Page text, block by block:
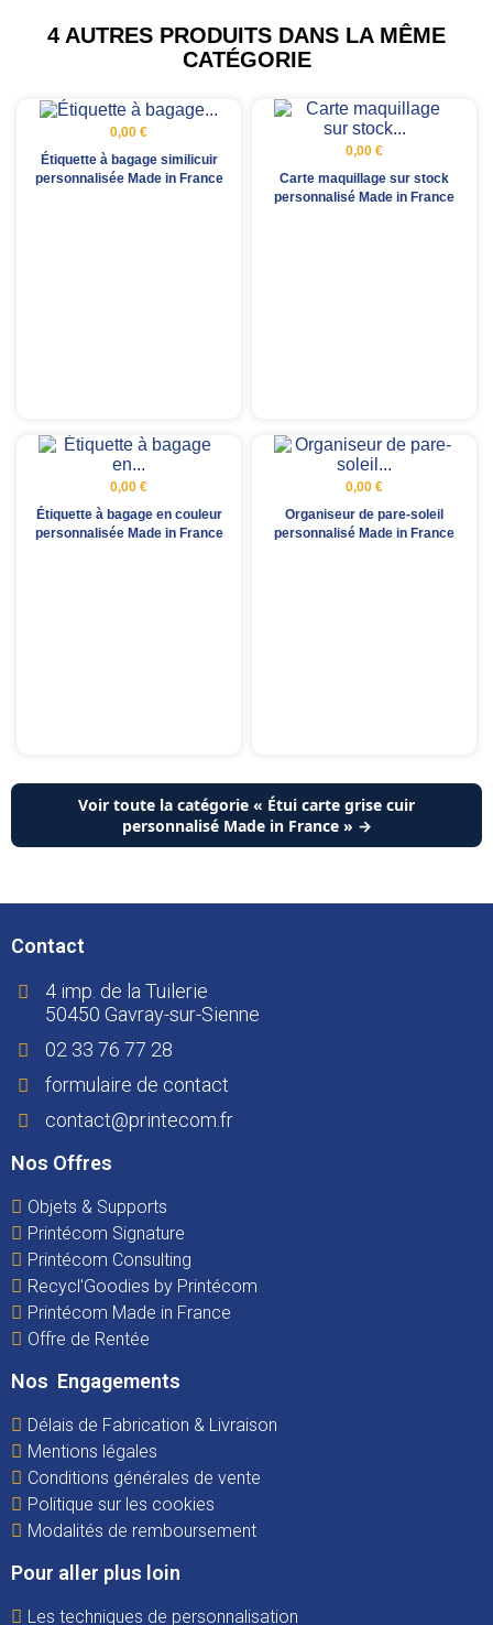
4 AUTRES PRODUITS DANS LA MÊME
CATÉGORIE
0,00 €
Étiquette à bagage similicuir
personnalisée Made in France
0,00 €
Carte maquillage sur stock
personnalisé Made in France
0,00 €
Étiquette à bagage en couleur
personnalisée Made in France
0,00 €
Organiseur de pare-soleil
personnalisé Made in France
Voir toute la catégorie « Étui carte grise cuir
personnalisé Made in France » →
Contact
4 imp. de la Tuilerie
50450 Gavray-sur-Sienne
02 33 76 77 28
formulaire de contact
contact@printecom.fr
Nos Offres
Objets & Supports
Printécom Signature
Printécom Consulting
Recycl'Goodies by Printécom
Printécom Made in France
Offre de Rentée
Nos Engagements
Délais de Fabrication & Livraison
Mentions légales
Conditions générales de vente
Politique sur les cookies
Modalités de remboursement
Pour aller plus loin
Les techniques de personnalisation